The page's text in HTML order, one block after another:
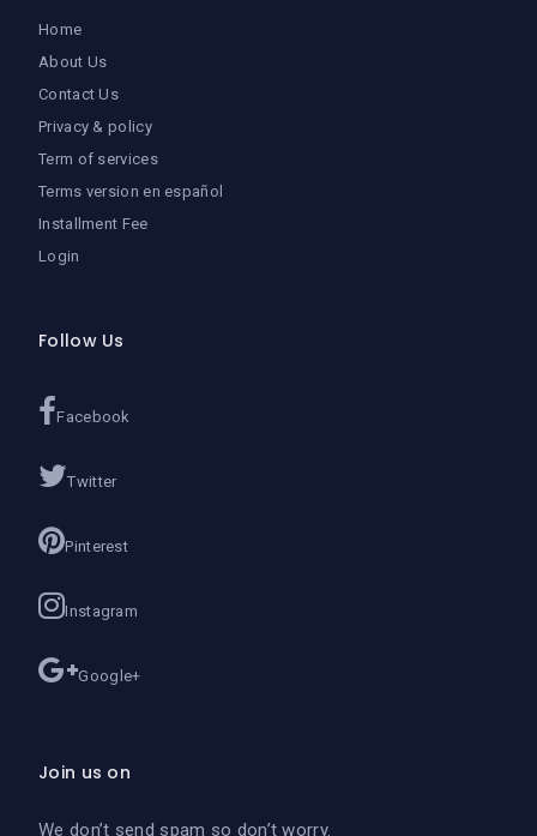
Home
About Us
Contact Us
Privacy & policy
Term of services
Terms version en español
Installment Fee
Login
Follow Us
Facebook
Twitter
Pinterest
Instagram
Google+
Join us on
We don’t send spam so don’t worry.